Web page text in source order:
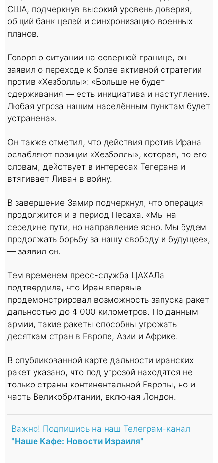
США, подчеркнув высокий уровень доверия,
общий банк целей и синхронизацию военных
планов.
Говоря о ситуации на северной границе, он
заявил о переходе к более активной стратегии
против «Хезболлы»: «Больше не будет
сдерживания — есть инициатива и наступление.
Любая угроза нашим населённым пунктам будет
устранена».
Он также отметил, что действия против Ирана
ослабляют позиции «Хезболлы», которая, по его
словам, действует в интересах Тегерана и
втягивает Ливан в войну.
В завершение Замир подчеркнул, что операция
продолжится и в период Песаха. «Мы на
середине пути, но направление ясно. Мы будем
продолжать борьбу за нашу свободу и будущее»,
— заявил он.
Тем временем пресс-служба ЦАХАЛа
подтвердила, что Иран впервые
продемонстрировал возможность запуска ракет
дальностью до 4 000 километров. По данным
армии, такие ракеты способны угрожать
десяткам стран в Европе, Азии и Африке.
В опубликованной карте дальности иранских
ракет указано, что под угрозой находятся не
только страны континентальной Европы, но и
часть Великобритании, включая Лондон.
Важно! Подпишись на наш Телеграм-канал
"Наше Кафе: Новости Израиля"